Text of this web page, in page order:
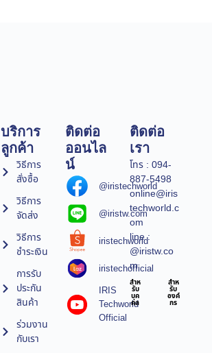
บริการ
ลูกค้า
วิธีการ
สั่งซื้อ
วิธีการ
จัดส่ง
วิธีการ
ชำระเงิน
การรับ
ประกัน
สินค้า
ร่วมงาน
กับเรา
ติดต่อ
ออนไล
น์
@iristechworld
@iristw.com
iristechworld
iristechofficial
IRIS
Techworld
Official
ติดต่อ
เรา
โทร : 094-
887-5498
online@iris
techworld.c
om
line :
@iristw.co
m
สำห
รับ
บุค
คล
สำห
รับ
องค์
กร